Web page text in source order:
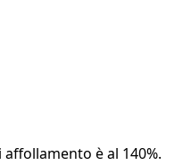
è al 140%.